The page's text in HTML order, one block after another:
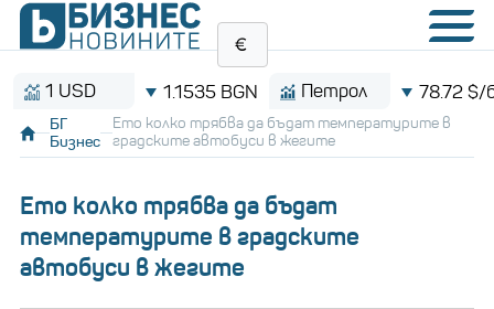
USD 1.1535 BGN Петрол 78.72 $/барел
БГ
Бизнес
Ето колко трябва да бъдат температурите в
градските автобуси в жегите
Ето колко трябва да бъдат
температурите в градските
автобуси в жегите